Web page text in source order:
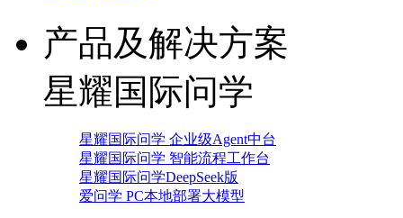
产品及解决方案
星耀国际问学
星耀国际问学 企业级Agent中台
星耀国际问学 智能流程工作台
星耀国际问学DeepSeek版
爱问学 PC本地部署大模型